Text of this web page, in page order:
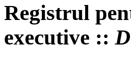
Registrul
executive ::